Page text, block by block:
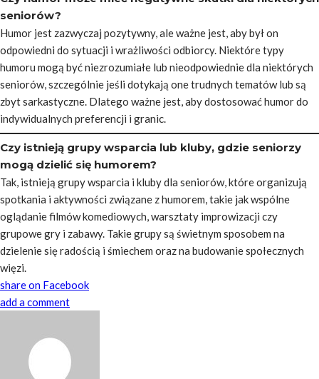
seniorów?
Humor jest zazwyczaj pozytywny, ale ważne jest, aby był on
odpowiedni do sytuacji i wrażliwości odbiorcy. Niektóre typy
humoru mogą być niezrozumiałe lub nieodpowiednie dla niektórych
seniorów, szczególnie jeśli dotykają one trudnych tematów lub są
zbyt sarkastyczne. Dlatego ważne jest, aby dostosować humor do
indywidualnych preferencji i granic.
Czy istnieją grupy wsparcia lub kluby, gdzie seniorzy
mogą dzielić się humorem?
Tak, istnieją grupy wsparcia i kluby dla seniorów, które organizują
spotkania i aktywności związane z humorem, takie jak wspólne
oglądanie filmów komediowych, warsztaty improwizacji czy
grupowe gry i zabawy. Takie grupy są świetnym sposobem na
dzielenie się radością i śmiechem oraz na budowanie społecznych
więzi.
share on Facebook
add a comment